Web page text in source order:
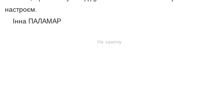
настроєм.
Інна ПАЛАМАР
На замітку